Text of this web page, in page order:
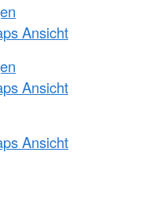
Ansicht
Ansicht
Ansicht